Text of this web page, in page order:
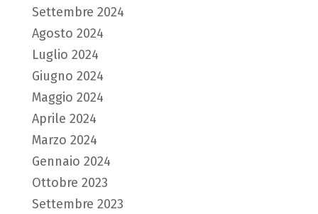
Settembre 2024
Agosto 2024
Luglio 2024
Giugno 2024
Maggio 2024
Aprile 2024
Marzo 2024
Gennaio 2024
Ottobre 2023
Settembre 2023